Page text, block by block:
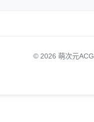
© 2026 萌次元ACG